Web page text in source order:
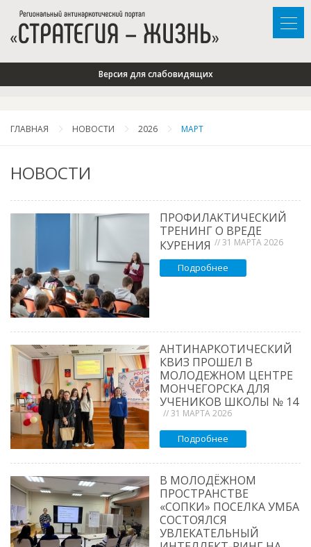
Версия для слабовидящих
ГЛАВНАЯ НОВОСТИ 2026 МАРТ
НОВОСТИ
ПРОФИЛАКТИЧЕСКИЙ
ТРЕНИНГ О ВРЕДЕ
КУРЕНИЯ // 31 МАРТА 2026
Подробнее
АНТИНАРКОТИЧЕСКИЙ
КВИЗ ПРОШЕЛ В
МОЛОДЕЖНОМ ЦЕНТРЕ
МОНЧЕГОРСКА ДЛЯ
УЧЕНИКОВ ШКОЛЫ № 14
// 31 МАРТА 2026
Подробнее
В МОЛОДЁЖНОМ
ПРОСТРАНСТВЕ
«СОПКИ» ПОСЕЛКА УМБА
СОСТОЯЛСЯ
УВЛЕКАТЕЛЬНЫЙ